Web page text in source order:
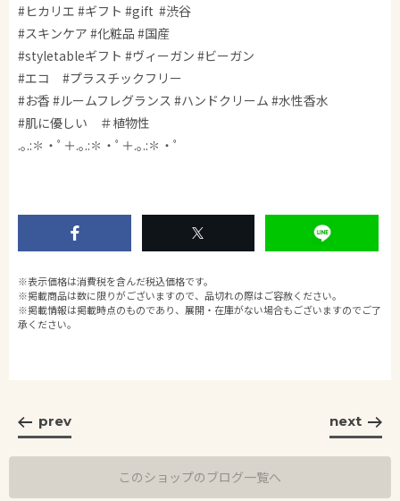
#ヒカリエ #ギフト #gift #渋谷
#スキンケア #化粧品 #国産
#styletableギフト #ヴィーガン #ビーガン
#エコ #プラスチックフリー
#お香 #ルームフレグランス #ハンドクリーム #水性香水
#肌に優しい ＃植物性
.｡.:✽・ﾟ＋.｡.:✽・ﾟ＋.｡.:✽・ﾟ
※表示価格は消費税を含んだ税込価格です。
※掲載商品は数に限りがございますので、品切れの際はご容赦ください。
※掲載情報は掲載時点のものであり、展開・在庫がない場合もございますのでご了
承ください。
prev next
このショップのブログ一覧へ